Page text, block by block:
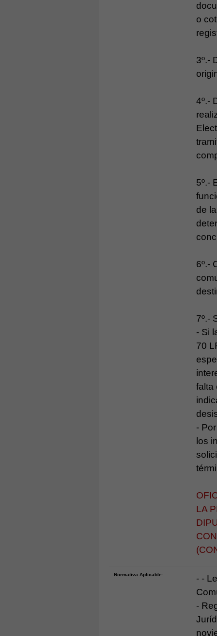
o
3º.-
4º.-
5º.-
de
6º.-
7º.-
- Si
70
falta
-
los
LA
Normativa Aplicable:
- -
-